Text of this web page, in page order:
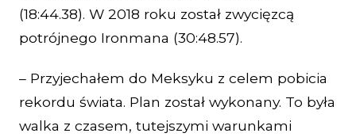
(18:44.38). W 2018 roku został zwycięzcą
potrójnego Ironmana (30:48.57).
– Przyjechałem do Meksyku z celem pobicia
rekordu świata. Plan został wykonany. To była
walka z czasem, tutejszymi warunkami